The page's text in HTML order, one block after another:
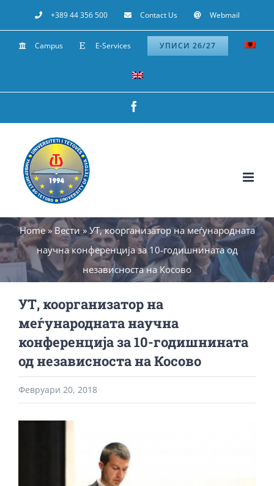
to
content
+389 44 356 500 Contact Us Webmail
Campus E-Services УПИСИ 26/27
Home»Вести» УТ, коорганизатор на меѓународната
научна конференција за 10-годишнината од
независноста на Косово
УТ, коорганизатор на
меѓународната научна
конференција за 10-годишнината
од независноста на Косово
Февруари 20, 2018